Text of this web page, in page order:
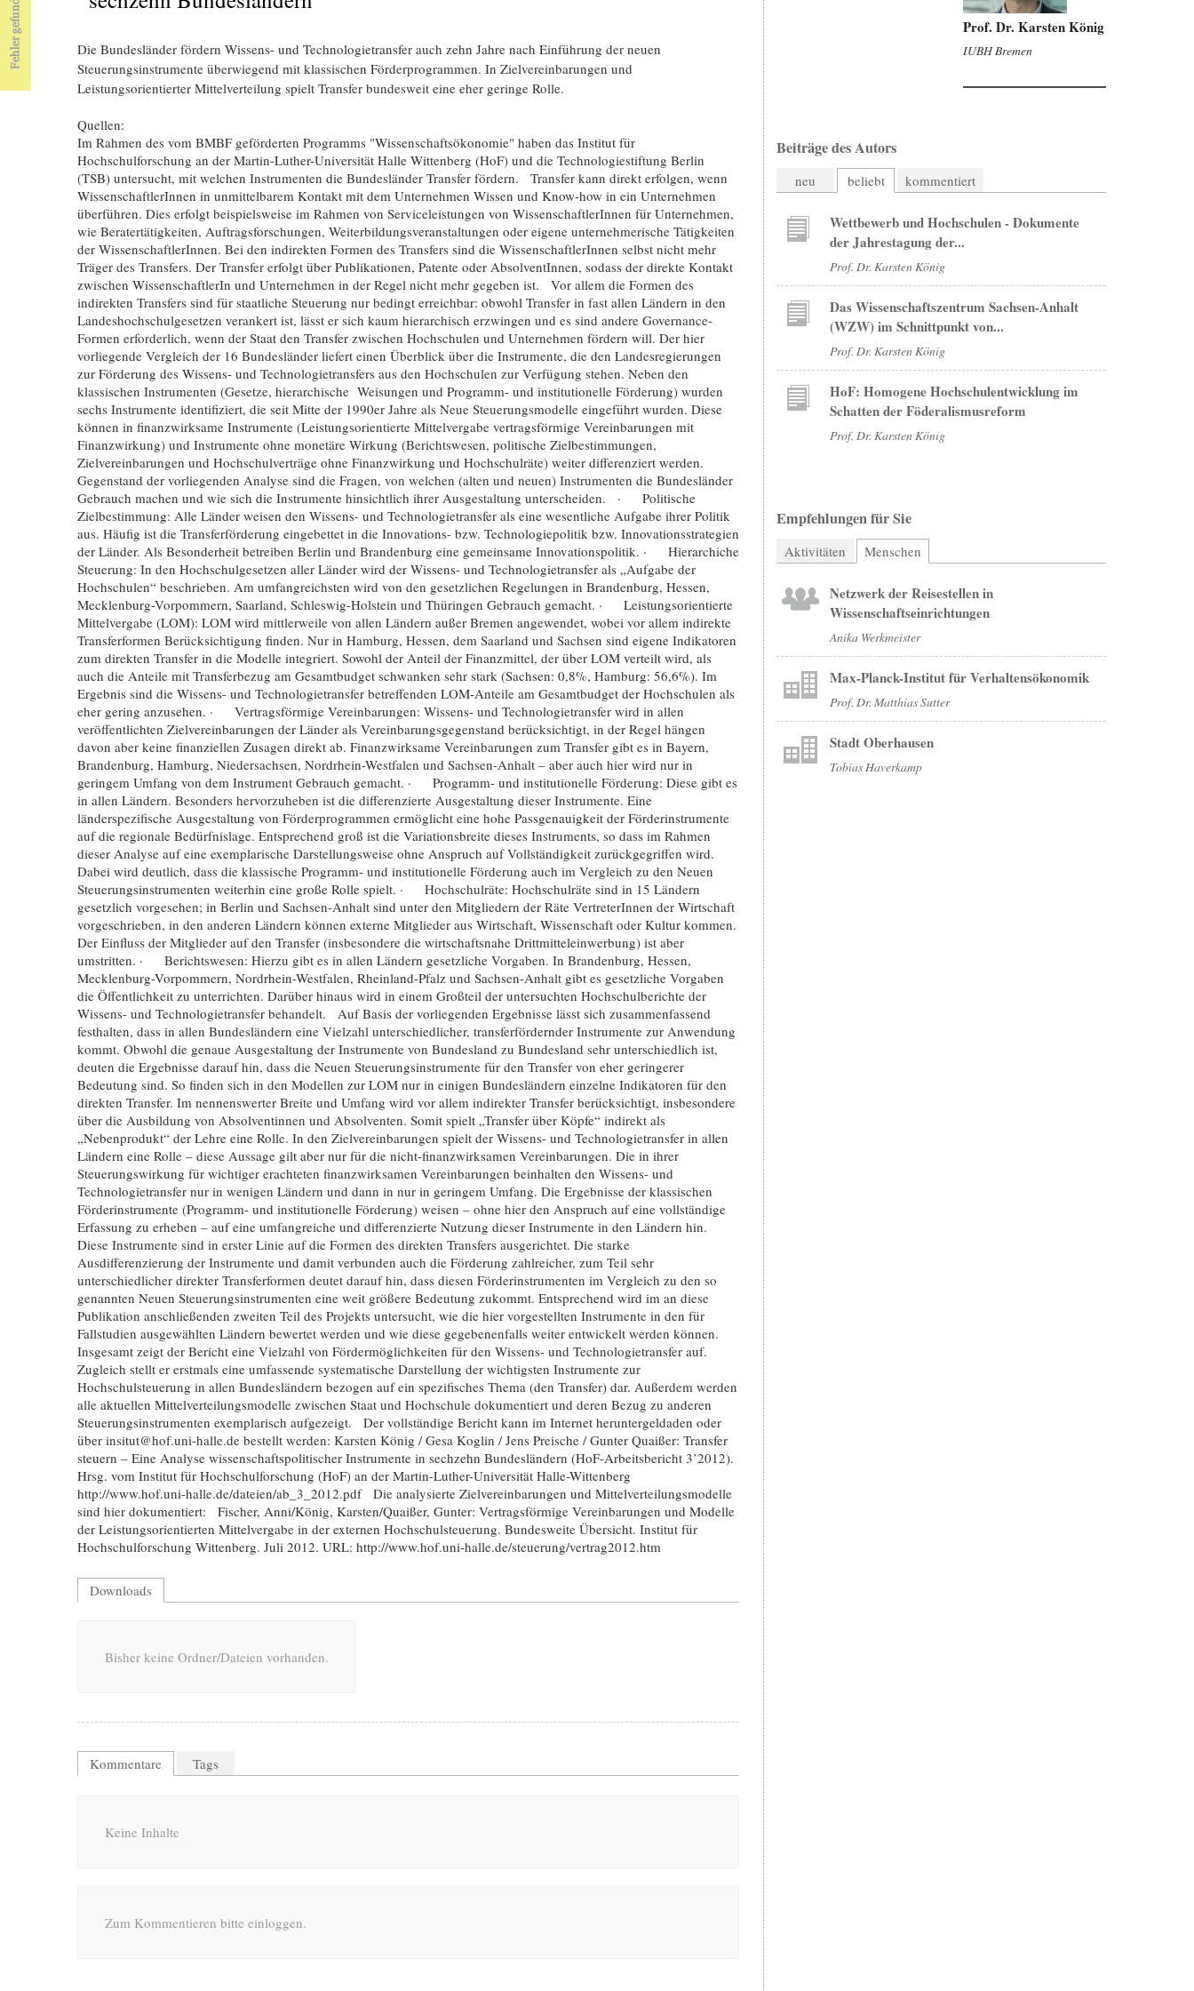
Die Bundesländer fördern Wissens- und Technologietransfer auch zehn Jahre nach Einführung der neuen
Steuerungsinstrumente überwiegend mit klassischen Förderprogrammen. In Zielvereinbarungen und
Leistungsorientierter Mittelverteilung spielt Transfer bundesweit eine eher geringe Rolle.
Quellen:
Im Rahmen des vom BMBF geförderten Programms "Wissenschaftsökonomie" haben das Institut für
Hochschulforschung an der Martin-Luther-Universität Halle Wittenberg (HoF) und die Technologiestiftung Berlin
(TSB) untersucht, mit welchen Instrumenten die Bundesländer Transfer fördern. Transfer kann direkt erfolgen, wenn
WissenschaftlerInnen in unmittelbarem Kontakt mit dem Unternehmen Wissen und Know-how in ein Unternehmen
überführen. Dies erfolgt beispielsweise im Rahmen von Serviceleistungen von WissenschaftlerInnen für Unternehmen,
wie Beratertätigkeiten, Auftragsforschungen, Weiterbildungsveranstaltungen oder eigene unternehmerische Tätigkeiten
der WissenschaftlerInnen. Bei den indirekten Formen des Transfers sind die WissenschaftlerInnen selbst nicht mehr
Träger des Transfers. Der Transfer erfolgt über Publikationen, Patente oder AbsolventInnen, sodass der direkte Kontakt
zwischen WissenschaftlerIn und Unternehmen in der Regel nicht mehr gegeben ist. Vor allem die Formen des
indirekten Transfers sind für staatliche Steuerung nur bedingt erreichbar: obwohl Transfer in fast allen Ländern in den
Landeshochschulgesetzen verankert ist, lässt er sich kaum hierarchisch erzwingen und es sind andere Governance-
Formen erforderlich, wenn der Staat den Transfer zwischen Hochschulen und Unternehmen fördern will. Der hier
vorliegende Vergleich der 16 Bundesländer liefert einen Überblick über die Instrumente, die den Landesregierungen
zur Förderung des Wissens- und Technologietransfers aus den Hochschulen zur Verfügung stehen. Neben den
klassischen Instrumenten (Gesetze, hierarchische Weisungen und Programm- und institutionelle Förderung) wurden
sechs Instrumente identifiziert, die seit Mitte der 1990er Jahre als Neue Steuerungsmodelle eingeführt wurden. Diese
können in finanzwirksame Instrumente (Leistungsorientierte Mittelvergabe vertragsförmige Vereinbarungen mit
Finanzwirkung) und Instrumente ohne monetäre Wirkung (Berichtswesen, politische Zielbestimmungen,
Zielvereinbarungen und Hochschulverträge ohne Finanzwirkung und Hochschulräte) weiter differenziert werden.
Gegenstand der vorliegenden Analyse sind die Fragen, von welchen (alten und neuen) Instrumenten die Bundesländer
Gebrauch machen und wie sich die Instrumente hinsichtlich ihrer Ausgestaltung unterscheiden. · Politische
Zielbestimmung: Alle Länder weisen den Wissens- und Technologietransfer als eine wesentliche Aufgabe ihrer Politik
aus. Häufig ist die Transferförderung eingebettet in die Innovations- bzw. Technologiepolitik bzw. Innovationsstrategien
der Länder. Als Besonderheit betreiben Berlin und Brandenburg eine gemeinsame Innovationspolitik. · Hierarchiche
Steuerung: In den Hochschulgesetzen aller Länder wird der Wissens- und Technologietransfer als „Aufgabe der
Hochschulen“ beschrieben. Am umfangreichsten wird von den gesetzlichen Regelungen in Brandenburg, Hessen,
Mecklenburg-Vorpommern, Saarland, Schleswig-Holstein und Thüringen Gebrauch gemacht. · Leistungsorientierte
Mittelvergabe (LOM): LOM wird mittlerweile von allen Ländern außer Bremen angewendet, wobei vor allem indirekte
Transferformen Berücksichtigung finden. Nur in Hamburg, Hessen, dem Saarland und Sachsen sind eigene Indikatoren
zum direkten Transfer in die Modelle integriert. Sowohl der Anteil der Finanzmittel, der über LOM verteilt wird, als
auch die Anteile mit Transferbezug am Gesamtbudget schwanken sehr stark (Sachsen: 0,8%, Hamburg: 56,6%). Im
Ergebnis sind die Wissens- und Technologietransfer betreffenden LOM-Anteile am Gesamtbudget der Hochschulen als
eher gering anzusehen. · Vertragsförmige Vereinbarungen: Wissens- und Technologietransfer wird in allen
veröffentlichten Zielvereinbarungen der Länder als Vereinbarungsgegenstand berücksichtigt, in der Regel hängen
davon aber keine finanziellen Zusagen direkt ab. Finanzwirksame Vereinbarungen zum Transfer gibt es in Bayern,
Brandenburg, Hamburg, Niedersachsen, Nordrhein-Westfalen und Sachsen-Anhalt – aber auch hier wird nur in
geringem Umfang von dem Instrument Gebrauch gemacht. · Programm- und institutionelle Förderung: Diese gibt es
in allen Ländern. Besonders hervorzuheben ist die differenzierte Ausgestaltung dieser Instrumente. Eine
länderspezifische Ausgestaltung von Förderprogrammen ermöglicht eine hohe Passgenauigkeit der Förderinstrumente
auf die regionale Bedürfnislage. Entsprechend groß ist die Variationsbreite dieses Instruments, so dass im Rahmen
dieser Analyse auf eine exemplarische Darstellungsweise ohne Anspruch auf Vollständigkeit zurückgegriffen wird.
Dabei wird deutlich, dass die klassische Programm- und institutionelle Förderung auch im Vergleich zu den Neuen
Steuerungsinstrumenten weiterhin eine große Rolle spielt. · Hochschulräte: Hochschulräte sind in 15 Ländern
gesetzlich vorgesehen; in Berlin und Sachsen-Anhalt sind unter den Mitgliedern der Räte VertreterInnen der Wirtschaft
vorgeschrieben, in den anderen Ländern können externe Mitglieder aus Wirtschaft, Wissenschaft oder Kultur kommen.
Der Einfluss der Mitglieder auf den Transfer (insbesondere die wirtschaftsnahe Drittmitteleinwerbung) ist aber
umstritten. · Berichtswesen: Hierzu gibt es in allen Ländern gesetzliche Vorgaben. In Brandenburg, Hessen,
Mecklenburg-Vorpommern, Nordrhein-Westfalen, Rheinland-Pfalz und Sachsen-Anhalt gibt es gesetzliche Vorgaben
die Öffentlichkeit zu unterrichten. Darüber hinaus wird in einem Großteil der untersuchten Hochschulberichte der
Wissens- und Technologietransfer behandelt. Auf Basis der vorliegenden Ergebnisse lässt sich zusammenfassend
festhalten, dass in allen Bundesländern eine Vielzahl unterschiedlicher, transferfördernder Instrumente zur Anwendung
kommt. Obwohl die genaue Ausgestaltung der Instrumente von Bundesland zu Bundesland sehr unterschiedlich ist,
deuten die Ergebnisse darauf hin, dass die Neuen Steuerungsinstrumente für den Transfer von eher geringerer
Bedeutung sind. So finden sich in den Modellen zur LOM nur in einigen Bundesländern einzelne Indikatoren für den
direkten Transfer. Im nennenswerter Breite und Umfang wird vor allem indirekter Transfer berücksichtigt, insbesondere
über die Ausbildung von Absolventinnen und Absolventen. Somit spielt „Transfer über Köpfe“ indirekt als
„Nebenprodukt“ der Lehre eine Rolle. In den Zielvereinbarungen spielt der Wissens- und Technologietransfer in allen
Ländern eine Rolle – diese Aussage gilt aber nur für die nicht-finanzwirksamen Vereinbarungen. Die in ihrer
Steuerungswirkung für wichtiger erachteten finanzwirksamen Vereinbarungen beinhalten den Wissens- und
Technologietransfer nur in wenigen Ländern und dann in nur in geringem Umfang. Die Ergebnisse der klassischen
Förderinstrumente (Programm- und institutionelle Förderung) weisen – ohne hier den Anspruch auf eine vollständige
Erfassung zu erheben – auf eine umfangreiche und differenzierte Nutzung dieser Instrumente in den Ländern hin.
Diese Instrumente sind in erster Linie auf die Formen des direkten Transfers ausgerichtet. Die starke
Ausdifferenzierung der Instrumente und damit verbunden auch die Förderung zahlreicher, zum Teil sehr
unterschiedlicher direkter Transferformen deutet darauf hin, dass diesen Förderinstrumenten im Vergleich zu den so
genannten Neuen Steuerungsinstrumenten eine weit größere Bedeutung zukommt. Entsprechend wird im an diese
Publikation anschließenden zweiten Teil des Projekts untersucht, wie die hier vorgestellten Instrumente in den für
Fallstudien ausgewählten Ländern bewertet werden und wie diese gegebenenfalls weiter entwickelt werden können.
Insgesamt zeigt der Bericht eine Vielzahl von Fördermöglichkeiten für den Wissens- und Technologietransfer auf.
Zugleich stellt er erstmals eine umfassende systematische Darstellung der wichtigsten Instrumente zur
Hochschulsteuerung in allen Bundesländern bezogen auf ein spezifisches Thema (den Transfer) dar. Außerdem werden
alle aktuellen Mittelverteilungsmodelle zwischen Staat und Hochschule dokumentiert und deren Bezug zu anderen
Steuerungsinstrumenten exemplarisch aufgezeigt. Der vollständige Bericht kann im Internet heruntergeldaden oder
über insitut@hof.uni-halle.de bestellt werden: Karsten König / Gesa Koglin / Jens Preische / Gunter Quaißer: Transfer
steuern – Eine Analyse wissenschaftspolitischer Instrumente in sechzehn Bundesländern (HoF-Arbeitsbericht 3’2012).
Hrsg. vom Institut für Hochschulforschung (HoF) an der Martin-Luther-Universität Halle-Wittenberg
http://www.hof.uni-halle.de/dateien/ab_3_2012.pdf Die analysierte Zielvereinbarungen und Mittelverteilungsmodelle
sind hier dokumentiert: Fischer, Anni/König, Karsten/Quaißer, Gunter: Vertragsförmige Vereinbarungen und Modelle
der Leistungsorientierten Mittelvergabe in der externen Hochschulsteuerung. Bundesweite Übersicht. Institut für
Hochschulforschung Wittenberg. Juli 2012. URL: http://www.hof.uni-halle.de/steuerung/vertrag2012.htm
Downloads
Bisher keine Ordner/Dateien vorhanden.
Kommentare Tags
Keine Inhalte
Zum Kommentieren bitte einloggen.
Prof. Dr. Karsten König
IUBH Bremen
Beiträge des Autors
neu beliebt kommentiert
Wettbewerb und Hochschulen - Dokumente
der Jahrestagung der...
Prof. Dr. Karsten König
Das Wissenschaftszentrum Sachsen-Anhalt
(WZW) im Schnittpunkt von...
Prof. Dr. Karsten König
HoF: Homogene Hochschulentwicklung im
Schatten der Föderalismusreform
Prof. Dr. Karsten König
Empfehlungen für Sie
Aktivitäten Menschen
Netzwerk der Reisestellen in
Wissenschaftseinrichtungen
Anika Werkmeister
Max-Planck-Institut für Verhaltensökonomik
Prof. Dr. Matthias Sutter
Stadt Oberhausen
Tobias Haverkamp